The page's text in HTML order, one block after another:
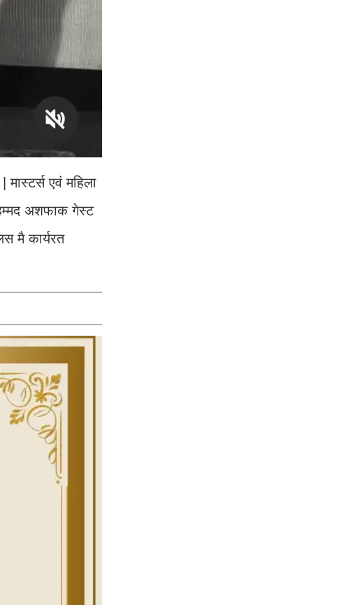
एवं महिला
अशफाक गेस्ट
मै कार्यरत